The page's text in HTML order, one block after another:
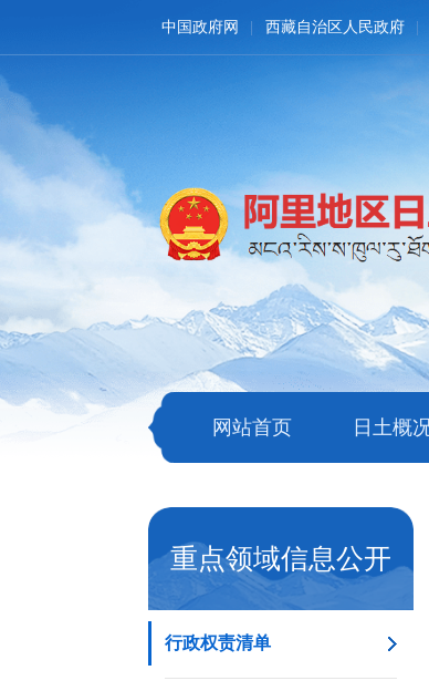
中国政府网 西藏自治区人民政府
网站首页 日土概
重点领域信息公开
行政权责清单